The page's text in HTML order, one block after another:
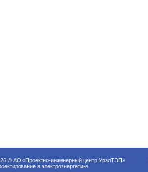
© АО «Проектно-инженерный центр УралТЭП»
в электроэнергетике